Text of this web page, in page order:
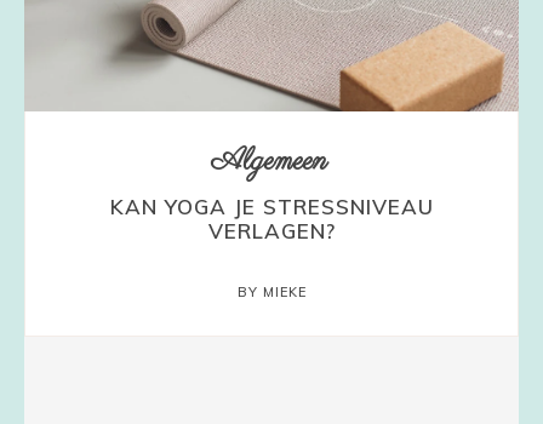
Algemeen
KAN YOGA JE STRESSNIVEAU
VERLAGEN?
BY MIEKE